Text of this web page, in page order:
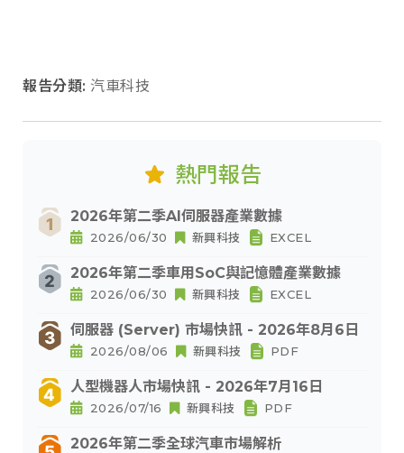
報告分類: 汽車科技
熱門報告
2026年第二季AI伺服器產業數據
2026/06/30 新興科技 EXCEL
2026年第二季車用SoC與記憶體產業數據
2026/06/30 新興科技 EXCEL
伺服器 (Server) 市場快訊 - 2026年8月6日
2026/08/06 新興科技 PDF
人型機器人市場快訊 - 2026年7月16日
2026/07/16 新興科技 PDF
2026年第二季全球汽車市場解析